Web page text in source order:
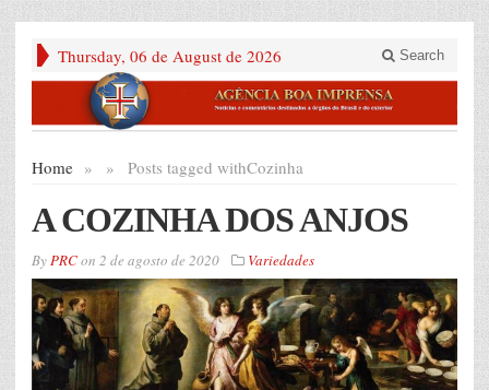
Thursday, 06 de August de 2026 Search
Home » Posts tagged with
» Cozinha
A COZINHA DOS ANJOS
ByPRCon 2 de agosto de 2020 Variedades